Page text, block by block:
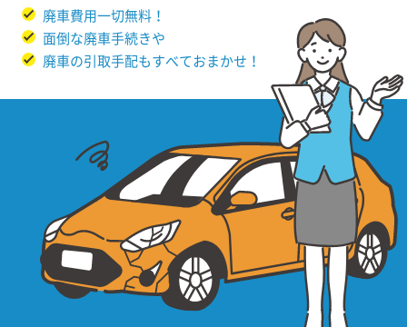
廃車費用一切無料！
面倒な廃車手続きや
廃車の引取手配もすべておまかせ！